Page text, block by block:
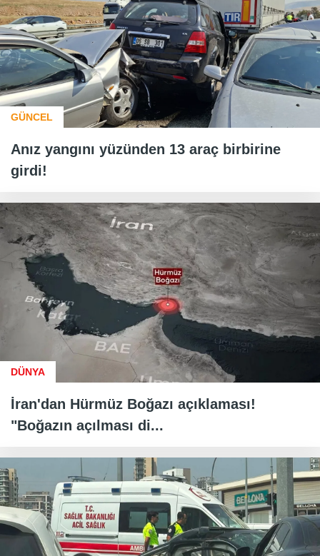
GÜNCEL
Anız yangını yüzünden 13 araç birbirine
girdi!
DÜNYA
İran'dan Hürmüz Boğazı açıklaması!
"Boğazın açılması di...